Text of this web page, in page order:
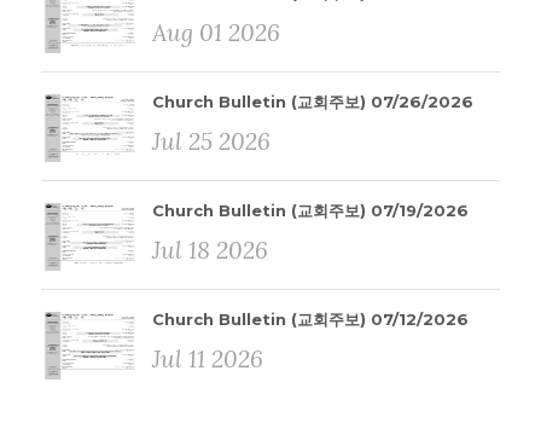
Aug 01 2026
Church Bulletin (교회주보) 07/26/2026
Jul 25 2026
Church Bulletin (교회주보) 07/19/2026
Jul 18 2026
Church Bulletin (교회주보) 07/12/2026
Jul 11 2026